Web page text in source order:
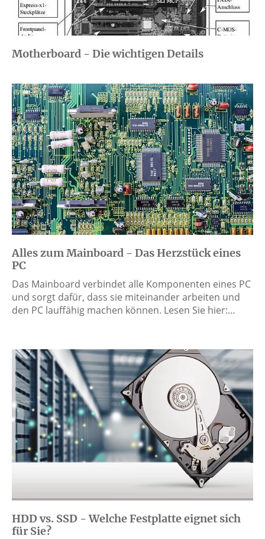
Motherboard - Die wichtigen Details
Alles zum Mainboard - Das Herzstück eines
PC
Das Mainboard verbindet alle Komponenten eines PC
und sorgt dafür, dass sie miteinander arbeiten und
den PC lauffähig machen können. Lesen Sie hier:…
HDD vs. SSD - Welche Festplatte eignet sich
für Sie?